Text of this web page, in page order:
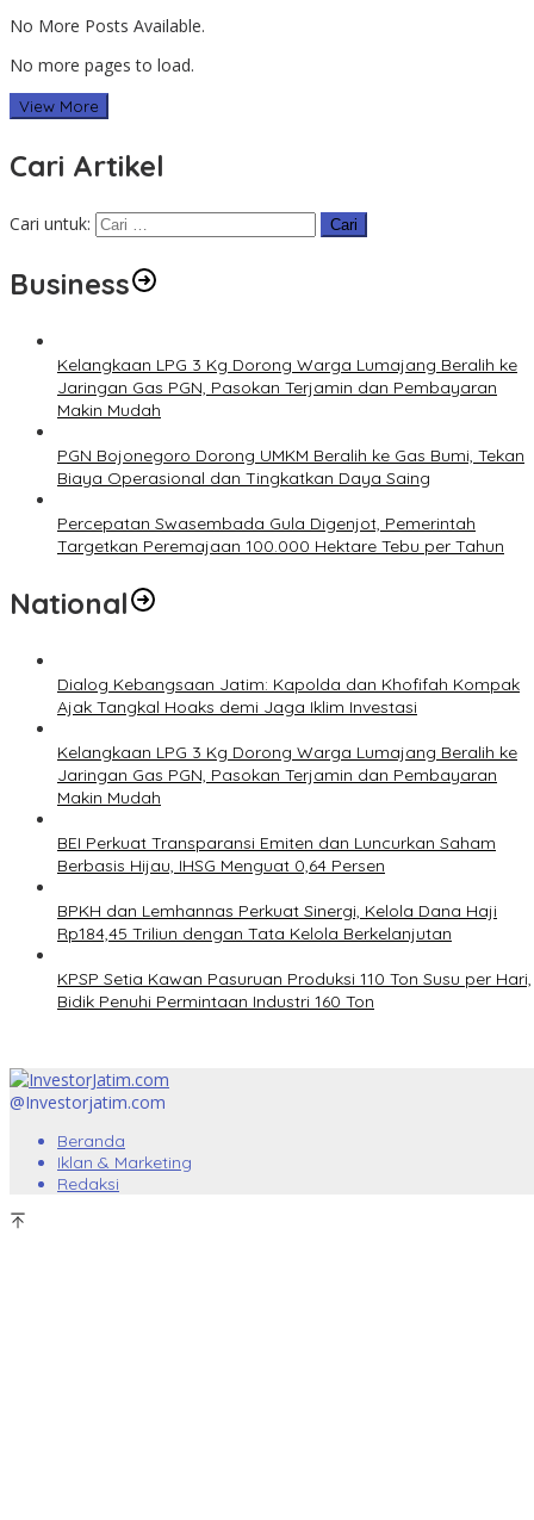
No More Posts Available.
No more pages to load.
View More
Cari Artikel
Cari untuk:
Business
Kelangkaan LPG 3 Kg Dorong Warga Lumajang Beralih ke
Jaringan Gas PGN, Pasokan Terjamin dan Pembayaran
Makin Mudah
PGN Bojonegoro Dorong UMKM Beralih ke Gas Bumi, Tekan
Biaya Operasional dan Tingkatkan Daya Saing
Percepatan Swasembada Gula Digenjot, Pemerintah
Targetkan Peremajaan 100.000 Hektare Tebu per Tahun
National
Dialog Kebangsaan Jatim: Kapolda dan Khofifah Kompak
Ajak Tangkal Hoaks demi Jaga Iklim Investasi
Kelangkaan LPG 3 Kg Dorong Warga Lumajang Beralih ke
Jaringan Gas PGN, Pasokan Terjamin dan Pembayaran
Makin Mudah
BEI Perkuat Transparansi Emiten dan Luncurkan Saham
Berbasis Hijau, IHSG Menguat 0,64 Persen
BPKH dan Lemhannas Perkuat Sinergi, Kelola Dana Haji
Rp184,45 Triliun dengan Tata Kelola Berkelanjutan
KPSP Setia Kawan Pasuruan Produksi 110 Ton Susu per Hari,
Bidik Penuhi Permintaan Industri 160 Ton
@Investorjatim.com
Beranda
Iklan & Marketing
Redaksi